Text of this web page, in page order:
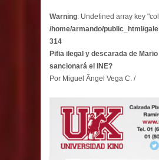
Warning: Undefined array key
/home/armando/public_html/
314
Pifia ilegal y descarada de
sancionará el INE?
Por Miguel Ãngel Vega C. /